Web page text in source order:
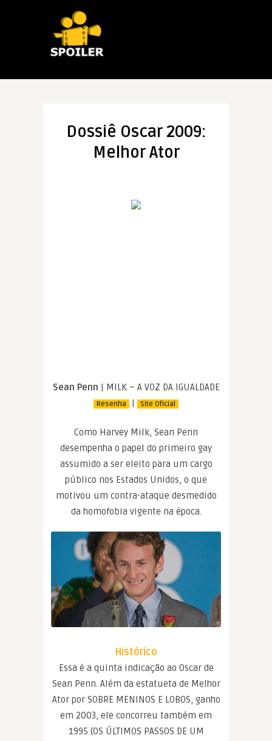
Dossiê Oscar 2009:
Melhor Ator
Sean Penn | MILK – A VOZ DA IGUALDADE
Resenha | Site Oficial
Como Harvey Milk, Sean Penn
desempenha o papel do primeiro gay
assumido a ser eleito para um cargo
público nos Estados Unidos, o que
motivou um contra-ataque desmedido
da homofobia vigente na época.
Histórico
Essa é a quinta indicação ao Oscar de
Sean Penn. Além da estatueta de Melhor
Ator por SOBRE MENINOS E LOBOS, ganho
em 2003, ele concorreu também em
1995 (OS ÚLTIMOS PASSOS DE UM